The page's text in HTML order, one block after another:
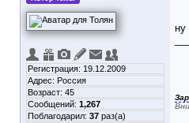
Регистрация: 19.12.2009
Адрес: Россия
Возраст: 45
Сообщений: 1,267
Поблагодарил: 37 раз(а)
ну